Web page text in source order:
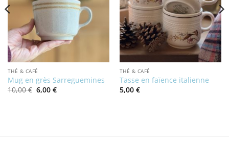
THÉ & CAFÉ
Mug en grès Sarreguemines
10,00€ Le
prix
6,00 €Le
prix
THÉ & CAFÉ
Tasse en faïence italienne
5,00 €